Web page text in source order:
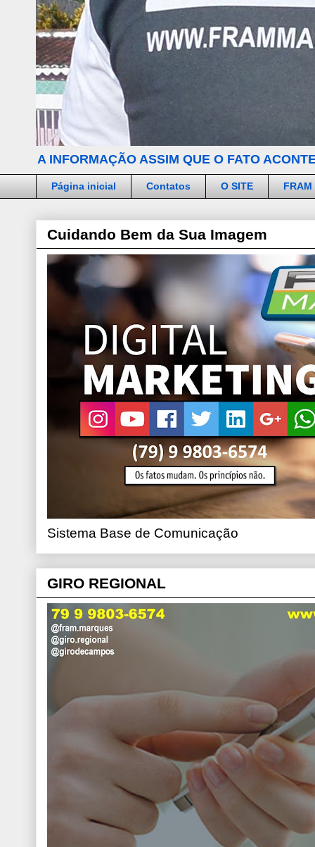
A INFORMAÇÃO ASSIM QUE O FATO
Página inicial Contatos O SITE FRAM
Cuidando Bem da Sua Imagem
Sistema Base de Comunicação
GIRO REGIONAL